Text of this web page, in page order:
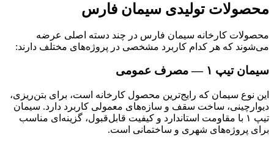
محصولات تولیدی سیمان فارس
محصولات کارخانه سیمان فارس در چند دسته اصلی عرضه
می‌شوند که هر کدام کاربرد مشخصی در پروژه‌های مختلف دارند:
سیمان تیپ ۱ — مصرف عمومی
این نوع سیمان که رایج‌ترین محصول کارخانه است، برای بتن‌ریزی،
دیوارچینی، ساخت سقف و سازه‌های معمولی کاربرد دارد. سیمان
تیپ ۱ با مقاومت استاندارد و کیفیت قابل‌قبول، گزینه‌ای مناسب
برای پروژه‌های شهری و ساختمانی است.